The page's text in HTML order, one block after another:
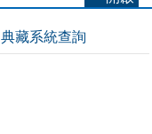
典藏系統查詢